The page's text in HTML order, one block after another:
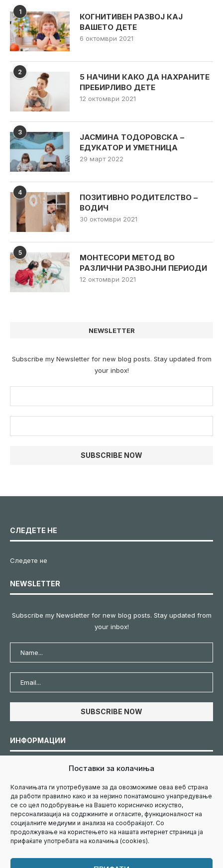
Поставки за колачиња
Колачињата ги употребуваме за да овозможиме оваа веб страна
да работи правилно како и за нејзино понатамошно унапредување
се со цел подобрување на Вашето корисничко искуство,
персонализација на содржините и огласите, функционалност на
социјалните медиуми и анализа на сообраќајот. Со
продолжување на користењето на нашата интернет страница ја
прифаќате употребата на колачиња (cookies).
1
КОГНИТИВЕН РАЗВОЈ КАЈ
ВАШЕТО ДЕТЕ
6 октомври 2021
2
5 НАЧИНИ КАКО ДА НАХРАНИТЕ
ПРЕБИРЛИВО ДЕТЕ
12 октомври 2021
3
ЈАСМИНА ТОДОРОВСКА –
ЕДУКАТОР И УМЕТНИЦА
29 март 2022
4
ПОЗИТИВНО РОДИТЕЛСТВО –
ВОДИЧ
30 октомври 2021
5
МОНТЕСОРИ МЕТОД ВО
РАЗЛИЧНИ РАЗВОЈНИ ПЕРИОДИ
12 октомври 2021
NEWSLETTER
Subscribe my Newsletter for new blog posts. Stay updated from
your inbox!
СЛЕДЕТЕ НЕ
Следете не
NEWSLETTER
Subscribe my Newsletter for new blog posts. Stay updated from
your inbox!
ИНФОРМАЦИИ
Политика за приватност
Маркетинг
Контакт